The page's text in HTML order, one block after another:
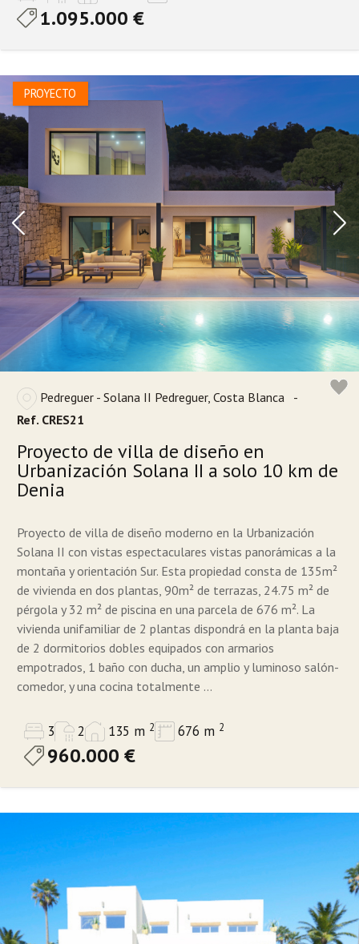
1.095.000 €
PROYECTO
Pedreguer - Solana II Pedreguer, Costa Blanca -
Ref. CRES21
Proyecto de villa de diseño en
Urbanización Solana II a solo 10 km de
Denia
Proyecto de villa de diseño moderno en la Urbanización
Solana II con vistas espectaculares vistas panorámicas a la
montaña y orientación Sur. Esta propiedad consta de 135m²
de vivienda en dos plantas, 90m² de terrazas, 24.75 m² de
pérgola y 32 m² de piscina en una parcela de 676 m². La
vivienda unifamiliar de 2 plantas dispondrá en la planta baja
de 2 dormitorios dobles equipados con armarios
empotrados, 1 baño con ducha, un amplio y luminoso salón-
comedor, y una cocina totalmente ...
3 2 135 m 2 676 m 2
960.000 €